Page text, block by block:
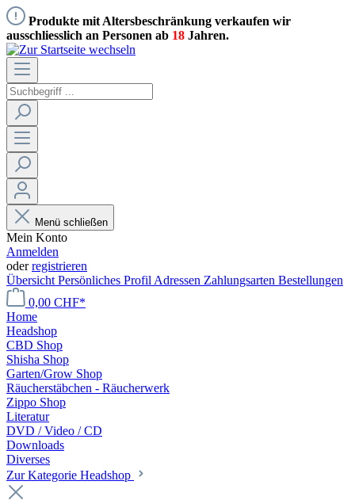
Produkte mit Altersbeschränkung verkaufen wir
ausschliesslich an Personen ab 18 Jahren.
Menü schließen
Mein Konto
Anmelden
oderregistrieren
Übersicht Persönliches Profil Adressen Zahlungsarten Bestellungen
0,00 CHF*
Home
Headshop
CBD Shop
Shisha Shop
Garten/Grow Shop
Räucherstäbchen - Räucherwerk
Zippo Shop
Literatur
DVD / Video / CD
Downloads
Diverses
Zur Kategorie Headshop